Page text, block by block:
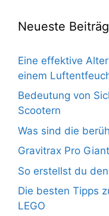
Neueste
Eine effektive
einem
Bedeutung von
Scootern
Was sind die
Gravitrax Pro
So erstellst du
Die besten Tipps
LEGO